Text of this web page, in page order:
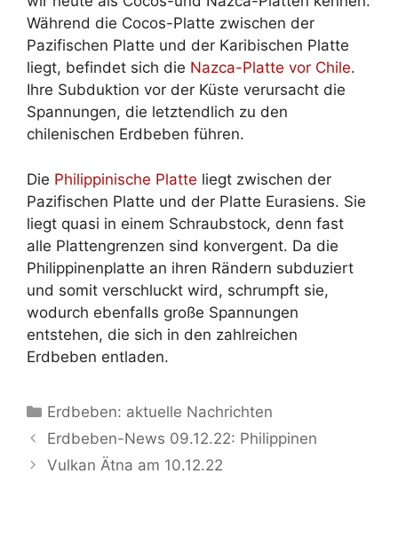
Während die Cocos-Platte zwischen der
Pazifischen Platte und der Karibischen Platte
liegt, befindet sich die Nazca-Platte vor Chile.
Ihre Subduktion vor der Küste verursacht die
Spannungen, die letztendlich zu den
chilenischen Erdbeben führen.
Die Philippinische Platte liegt zwischen der
Pazifischen Platte und der Platte Eurasiens. Sie
liegt quasi in einem Schraubstock, denn fast
alle Plattengrenzen sind konvergent. Da die
Philippinenplatte an ihren Rändern subduziert
und somit verschluckt wird, schrumpft sie,
wodurch ebenfalls große Spannungen
entstehen, die sich in den zahlreichen
Erdbeben entladen.
Kategorien
Erdbeben: aktuelle Nachrichten
Erdbeben-News 09.12.22: Philippinen
Vulkan Ätna am 10.12.22